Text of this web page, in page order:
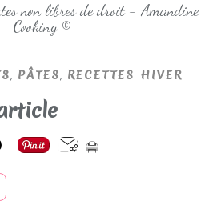
non libres de droit - Amandine
Cooking ©
, PÂTES, RECETTES HIVER